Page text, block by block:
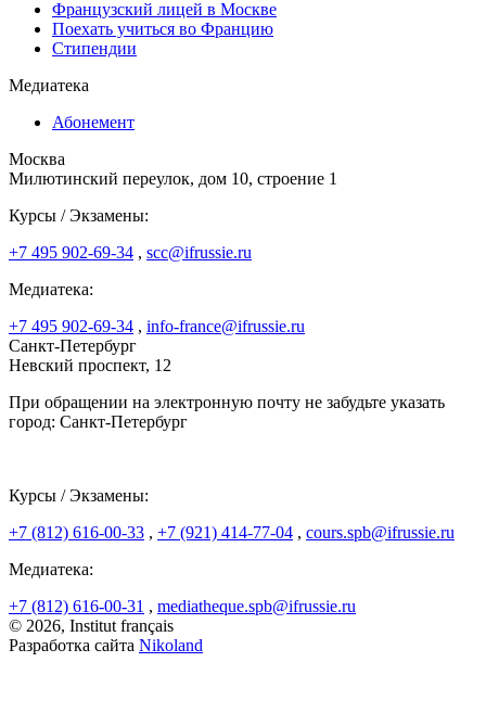
Французский лицей в Москве
Поехать учиться во Францию
Стипендии
Медиатека
Абонемент
Москва
Милютинский переулок, дом 10, строение 1
Курсы / Экзамены:
+7 495 902-69-34 , scc@ifrussie.ru
Медиатека:
+7 495 902-69-34 , info-france@ifrussie.ru
Санкт-Петербург
Невский проспект, 12
При обращении на электронную почту не забудьте указать
город: Санкт-Петербург
Курсы / Экзамены:
+7 (812) 616-00-33 , +7 (921) 414-77-04 , cours.spb@ifrussie.ru
Медиатека:
+7 (812) 616-00-31 , mediatheque.spb@ifrussie.ru
© 2026, Institut français
Разработка сайта Nikoland